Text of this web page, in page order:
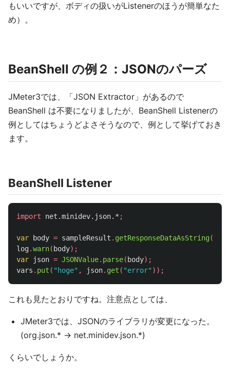
もいいですが、ボディの扱いがListenerのほうが簡単なた
め）。
BeanShell の例２：JSONのパーズ
JMeter3では、「JSON Extractor」があるので
BeanShell は不要になりましたが、BeanShell Listenerの
例としてはちょうどよさそうなので、例として挙げておき
ます。
BeanShell Listener
import net.minidev.json.* ;
var body = sampleResult . getResponseDataAsString();
log.warn( body);
var
json = JSONValue. parse( body);
vars . put ( "hoge" , json. get ( "error" ));
これも見たとおりですね。注意点としては、
JMeter3では、JSONのライブラリが変更になった。
(org.json.* → net.minidev.json.*)
くらいでしょうか。